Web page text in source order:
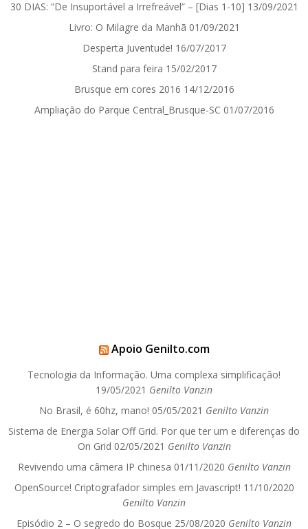
30 DIAS: ”De Insuportável a Irrefreável” – [Dias 1-10] 13/09/2021
Livro: O Milagre da Manhã 01/09/2021
Desperta Juventude! 16/07/2017
Stand para feira 15/02/2017
Brusque em cores 2016 14/12/2016
Ampliação do Parque Central_Brusque-SC 01/07/2016
Apoio Genilto.com
Tecnologia da Informação. Uma complexa simplificação!
19/05/2021 Genilto Vanzin
No Brasil, é 60hz, mano! 05/05/2021 Genilto Vanzin
Sistema de Energia Solar Off Grid. Por que ter um e diferenças do
On Grid 02/05/2021 Genilto Vanzin
Revivendo uma câmera IP chinesa 01/11/2020 Genilto Vanzin
OpenSource! Criptografador simples em Javascript! 11/10/2020
Genilto Vanzin
Episódio 2 – O segredo do Bosque 25/08/2020 Genilto Vanzin